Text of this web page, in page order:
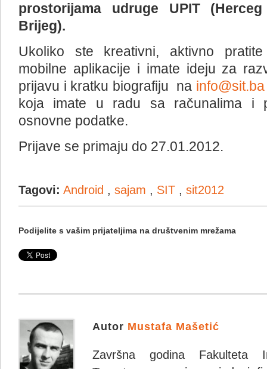
prostorijama udruge UPIT
Brijeg).
Ukoliko ste kreativni, aktivno
mobilne aplikacije i imate ideju za
prijavu i kratku biografiju na info@sit.ba
koja imate u radu sa računalima i
osnovne podatke.
Prijave se primaju do 27.01.2012.
Tagovi: Android , sajam , SIT , sit2012
Podijelite s vašim prijateljima na društvenim mrežama
Autor Mustafa Mašetić
Završna godina Fakulteta